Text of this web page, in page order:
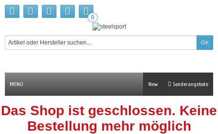
0
MENU Sonderangebote
New
Das Shop ist geschlossen. Keine
Bestellung mehr möglich